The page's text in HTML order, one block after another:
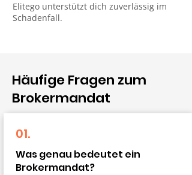
Elitego unterstützt dich zuverlässig im
Schadenfall.
Häufige Fragen zum
Brokermandat
01.
Was genau bedeutet ein
Brokermandat?